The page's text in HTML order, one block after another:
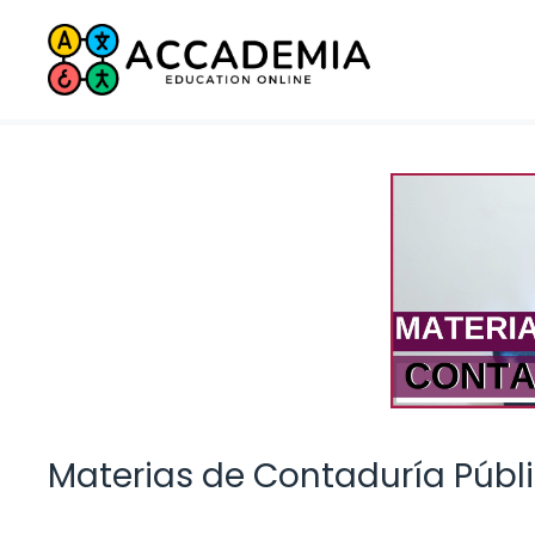
Saltar
contenido
Materias de Contaduría